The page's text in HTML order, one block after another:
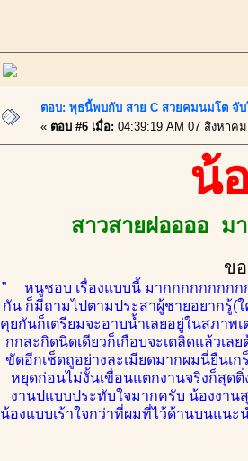
ตอบ: พุธนี้พบกับ สาย C สวยคมนมโต จั
« ตอบ #6 เมื่อ: 04:39:19 AM 07 สิงหาค
น้
สาวสายฝออออ
ข
” หนูชอบ เรื่องแบบนี้ มากกกกกกกกก
กัน ก็มีถามไปตามประสาผู้ชายอยากรู้(
คุยกันก็เตรียมจะอาบน้ำเลยอยู่ในสภาพ
กกสะกิดนิดเดียวก็เกือบจะเตลิดแล้วเ
ขัดอีกเช็ดถูอย่างละเมียดมากผมนี่ยืนเ
หยุดก่อนไม่งั้นเขื่อนแตกงานจริงก็สุด
งานปแบบประทับใจมากครับ น้องงา
น้องแบบเร้าใจกว่าที่ผมที่ไว้ด้านบนแนะ